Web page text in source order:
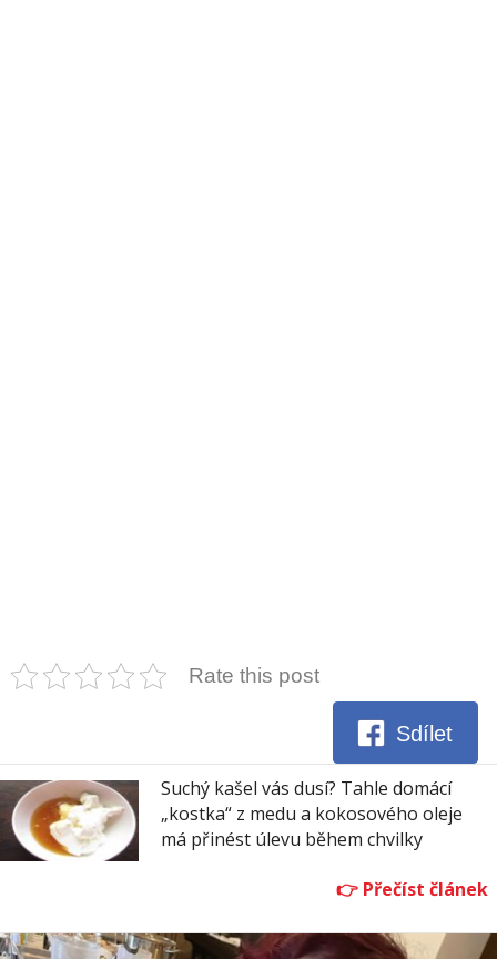
Rate this post
Sdílet
Suchý kašel vás dusí? Tahle domácí
„kostka“ z medu a kokosového oleje
má přinést úlevu během chvilky